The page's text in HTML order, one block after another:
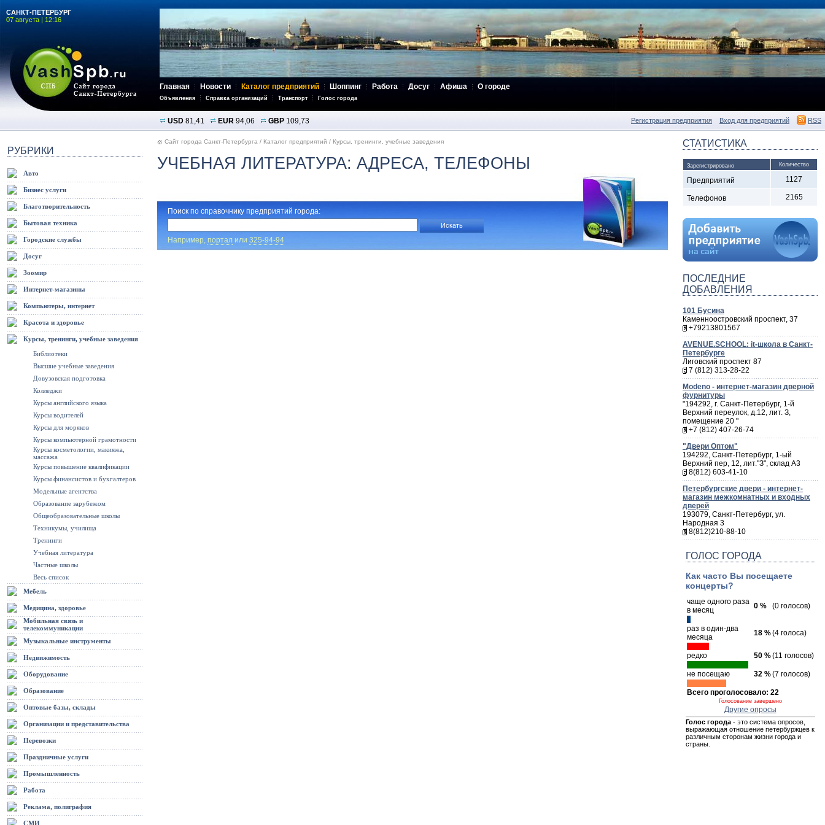
САНКТ-ПЕТЕРБУРГ
07 августа | 12:16
Главная Новости Каталог предприятий Шоппинг Работа Досуг Афиша О городе
Объявления Справка организаций Транспорт Голос города
USD 81,41 EUR 94,06 GBP 109,73 Регистрация предприятия Вход для предприятий RSS
РУБРИКИ
Авто
Бизнес услуги
Благотворительность
Бытовая техника
Городские службы
Досуг
Зоомир
Интернет-магазины
Компьютеры, интернет
Красота и здоровье
Курсы, тренинги, учебные заведения
Библиотеки
Высшие учебные заведения
Довузовская подготовка
Колледжи
Курсы английского языка
Курсы водителей
Курсы для моряков
Курсы компьютерной грамотности
Курсы косметологии, макияжа,
массажа
Курсы повышение квалификации
Курсы финансистов и бухгалтеров
Модельные агентства
Образование зарубежом
Общеобразовательные школы
Техникумы, училища
Тренинги
Учебная литература
Частные школы
Весь список
Мебель
Медицина, здоровье
Мобильная связь и
телекоммуникации
Музыкальные инструменты
Недвижимость
Оборудование
Образование
Оптовые базы, склады
Организации и представительства
Перевозки
Праздничные услуги
Промышленность
Работа
Реклама, полиграфия
СМИ
Сайт города Санкт-Петербурга / Каталог предприятий / Курсы, тренинги, учебные заведения
УЧЕБНАЯ ЛИТЕРАТУРА: АДРЕСА, ТЕЛЕФОНЫ
Поиск по справочнику предприятий города:
Например, портал или 325-94-94
СТАТИСТИКА
Зарегистрировано Количество
Предприятий 1127
Телефонов 2165
ПОСЛЕДНИЕ
ДОБАВЛЕНИЯ
101 Бусина
Каменноостровский проспект, 37
+79213801567
AVENUE.SCHOOL: it-школа в Санкт-
Петербурге
Лиговский проспект 87
7 (812) 313-28-22
Мodeno - интернет-магазин дверной
фурнитуры
"194292, г. Санкт-Петербург, 1-й
Верхний переулок, д.12, лит. З,
помещение 20 "
+7 (812) 407-26-74
"Двери Оптом"
194292, Санкт-Петербург, 1-ый
Верхний пер, 12, лит."З", склад А3
8(812) 603-41-10
Петербургские двери - интернет-
магазин межкомнатных и входных
дверей
193079, Санкт-Петербург, ул.
Народная 3
8(812)210-88-10
ГОЛОС ГОРОДА
Как часто Вы посещаете
концерты?
чаще одного раза
в месяц
0 % (0 голосов)
раз в один-два
месяца
18 %(4 голоса)
редко 50 %(11 голосов)
не посещаю 32 %(7 голосов)
Всего проголосовало: 22
Голосование завершено
Другие опросы
Голос города- это система опросов,
выражающая отношение петербуржцев к
различным сторонам жизни города и
страны.